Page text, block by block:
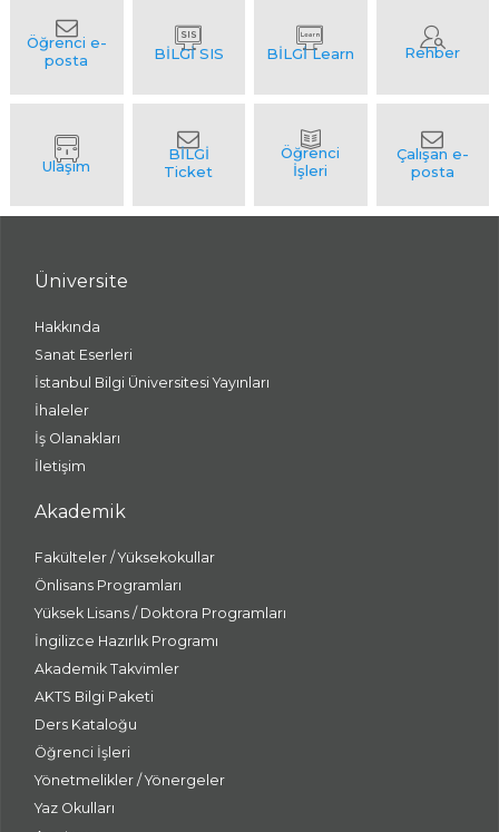
Üniversite
Hakkında
Sanat Eserleri
İstanbul Bilgi Üniversitesi Yayınları
İhaleler
İş Olanakları
İletişim
Akademik
Fakülteler / Yüksekokullar
Önlisans Programları
Yüksek Lisans / Doktora Programları
İngilizce Hazırlık Programı
Akademik Takvimler
AKTS Bilgi Paketi
Ders Kataloğu
Öğrenci İşleri
Yönetmelikler / Yönergeler
Yaz Okulları